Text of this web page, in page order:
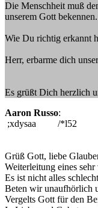
Die Menschheit muß
unserem Gott
Wie Du richtig erkannt
Herr, erbarme dich
Es grüßt Dich herzlich
Aaron Russo:
;xdysaa /*l52
Grüß Gott, liebe
Weiterleitung eines
Es ist nicht alles
Beten wir unaufhörlich
Vergelts Gott für den